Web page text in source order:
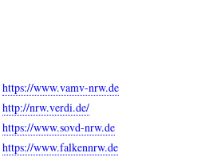
https://www.vamv-nrw.de
http://nrw.verdi.de/
https://www.sovd-nrw.de
https://www.falkennrw.de